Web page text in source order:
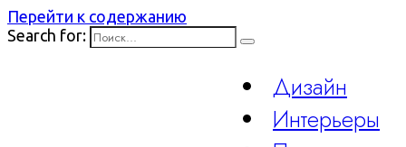
Перейти к содержанию
Search for:
Дизайн
Интерьеры